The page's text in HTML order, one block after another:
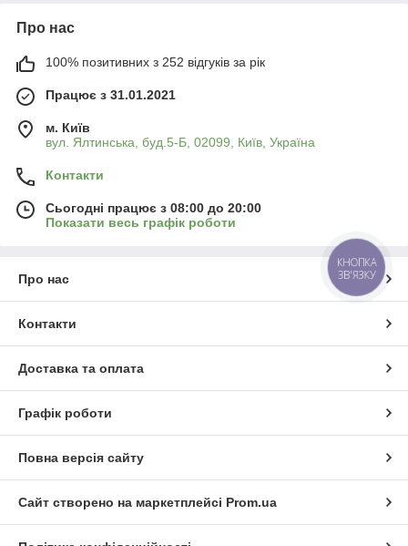
Про нас
100% позитивних з 252 відгуків за рік
Працює з 31.01.2021
м. Київ
вул. Ялтинська, буд.5-Б, 02099, Київ, Україна
Контакти
Сьогодні працює з 08:00 до 20:00
Показати весь графік роботи
Про нас
Контакти
Доставка та оплата
Графік роботи
Повна версія сайту
Сайт створено на маркетплейсі Prom.ua
КНОПКА
ЗВ'ЯЗКУ